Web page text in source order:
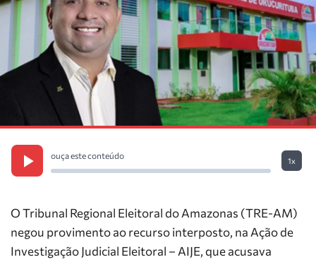
ouça este conteúdo
1x
O Tribunal Regional Eleitoral do Amazonas (TRE-AM)
negou provimento ao recurso interposto, na Ação de
Investigação Judicial Eleitoral – AIJE, que acusava